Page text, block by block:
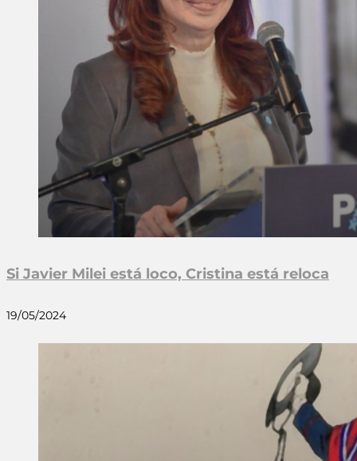
Si Javier Milei está loco, Cristina está reloca
19/05/2024